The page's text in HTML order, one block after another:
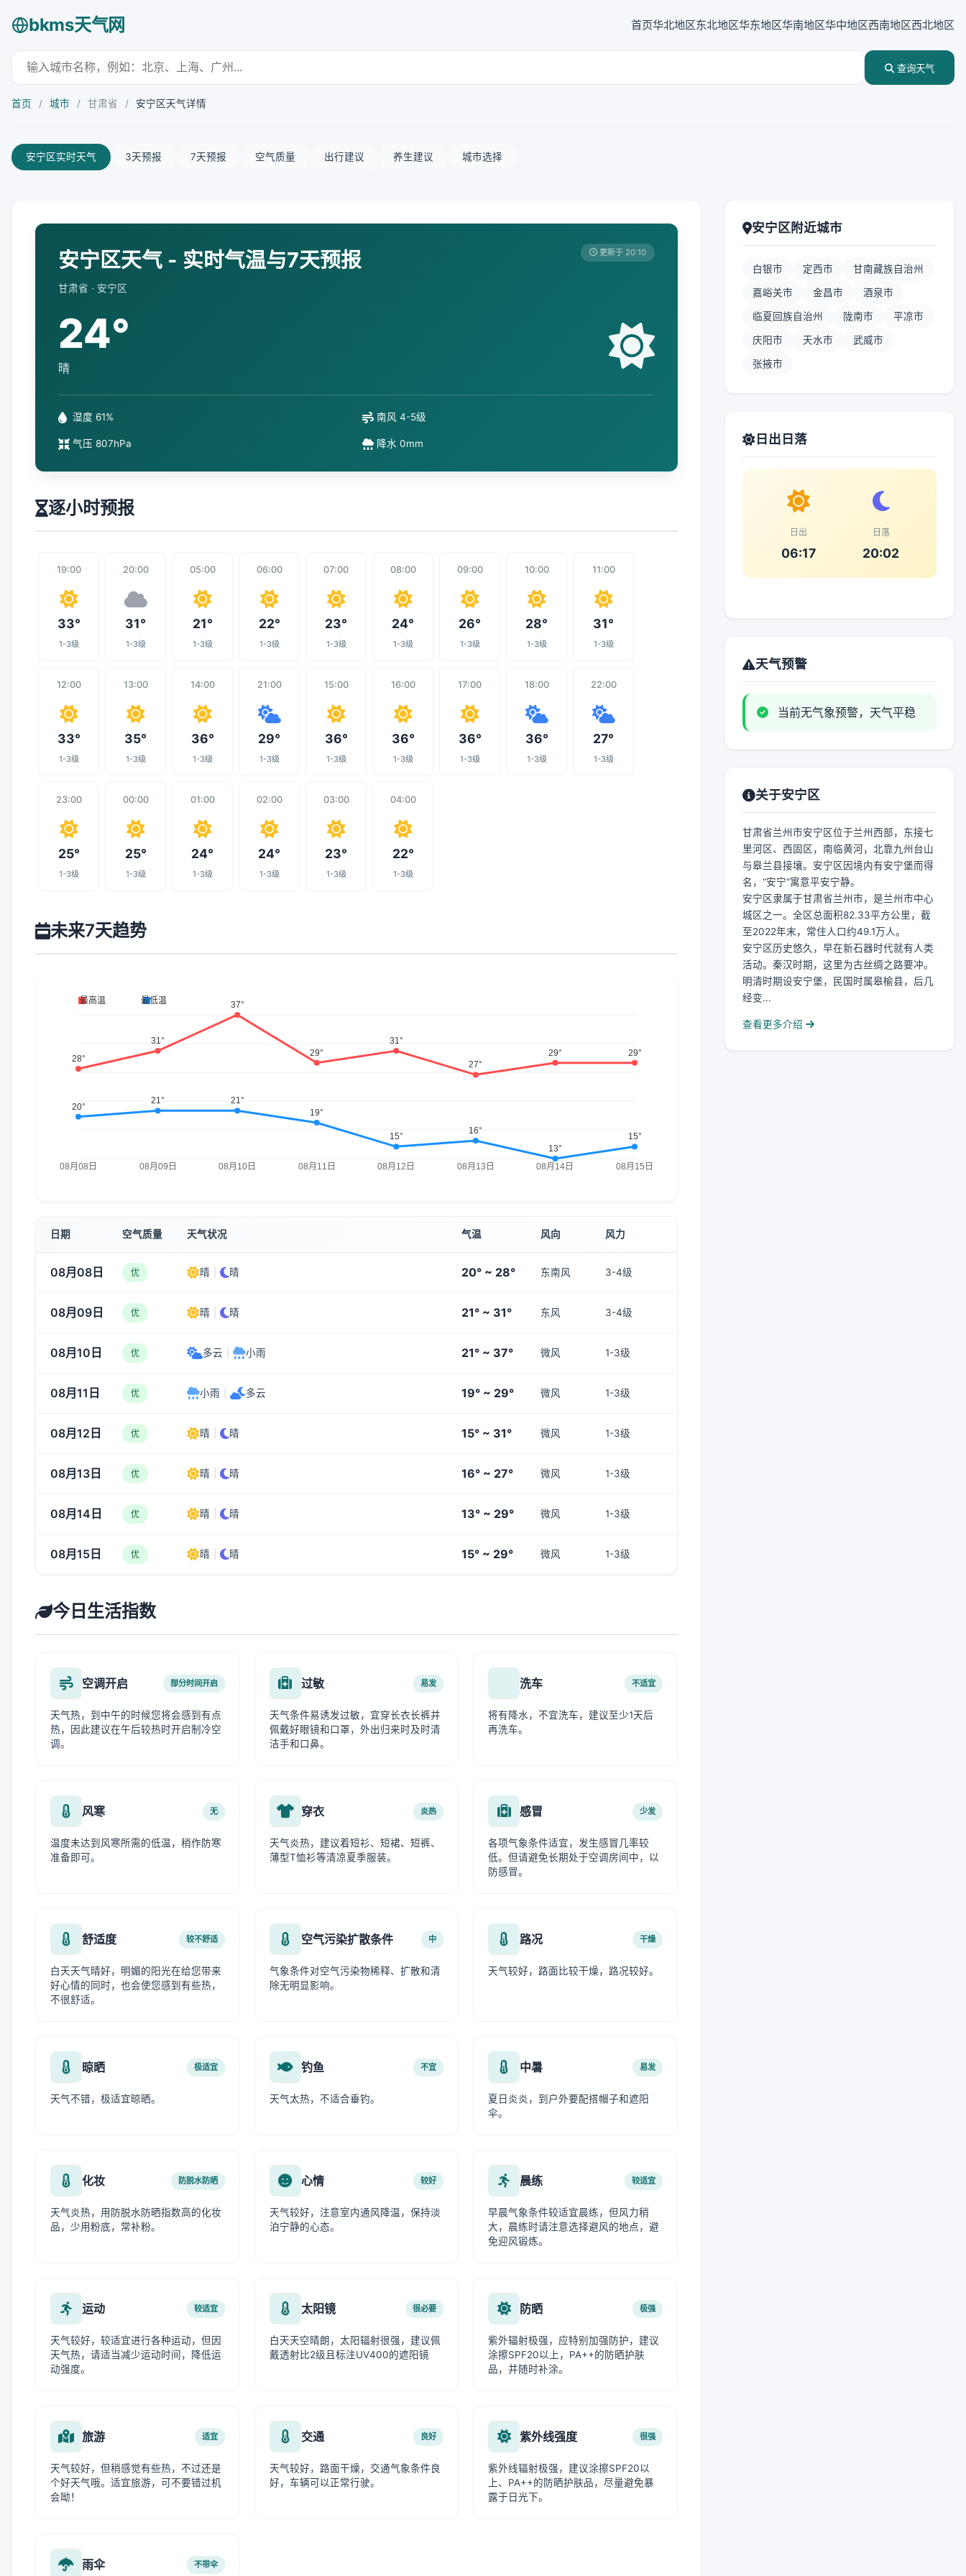
bkms天气网 首页华北地区东北地区华东地区华南地区华中地区西南地区西北地区
查询天气
首页 / 城市 / 甘肃省 / 安宁区天气详情
安宁区实时天气 3天预报 7天预报 空气质量 出行建议 养生建议 城市选择
安宁区天气 - 实时气温与7天预报
甘肃省 · 安宁区
更新于 20:10
24°
晴
湿度 61% 南风 4-5级
气压 807hPa 降水 0mm
逐小时预报
19:00
33°
1-3级
20:00
31°
1-3级
05:00
21°
1-3级
06:00
22°
1-3级
07:00
23°
1-3级
08:00
24°
1-3级
09:00
26°
1-3级
10:00
28°
1-3级
11:00
31°
1-3级
12:00
33°
1-3级
13:00
35°
1-3级
14:00
36°
1-3级
21:00
29°
1-3级
15:00
36°
1-3级
16:00
36°
1-3级
17:00
36°
1-3级
18:00
36°
1-3级
22:00
27°
1-3级
23:00
25°
1-3级
00:00
25°
1-3级
01:00
24°
1-3级
02:00
24°
1-3级
03:00
23°
1-3级
04:00
22°
1-3级
未来7天趋势
日期 空气质量 天气状况 气温 风向 风力
08月08日 优 晴 晴 20° ~ 28° 东南风 3-4级
08月09日 优 晴 晴 21° ~ 31° 东风 3-4级
08月10日 优 多云 小雨 21° ~ 37° 微风 1-3级
08月11日 优 小雨 多云 19° ~ 29° 微风 1-3级
08月12日 优 晴 晴 15° ~ 31° 微风 1-3级
08月13日 优 晴 晴 16° ~ 27° 微风 1-3级
08月14日 优 晴 晴 13° ~ 29° 微风 1-3级
08月15日 优 晴 晴 15° ~ 29° 微风 1-3级
今日生活指数
空调开启 部分时间开启
天气热，到中午的时候您将会感到有点
热，因此建议在午后较热时开启制冷空
调。
过敏 易发
天气条件易诱发过敏，宜穿长衣长裤并
佩戴好眼镜和口罩，外出归来时及时清
洁手和口鼻。
洗车 不适宜
将有降水，不宜洗车，建议至少1天后
再洗车。
风寒 无
温度未达到风寒所需的低温，稍作防寒
准备即可。
穿衣 炎热
天气炎热，建议着短衫、短裙、短裤、
薄型T恤衫等清凉夏季服装。
感冒 少发
各项气象条件适宜，发生感冒几率较
低。但请避免长期处于空调房间中，以
防感冒。
舒适度 较不舒适
白天天气晴好，明媚的阳光在给您带来
好心情的同时，也会使您感到有些热，
不很舒适。
空气污染扩散条件 中
气象条件对空气污染物稀释、扩散和清
除无明显影响。
路况 干燥
天气较好，路面比较干燥，路况较好。
晾晒 极适宜
天气不错，极适宜晾晒。
钓鱼 不宜
天气太热，不适合垂钓。
中暑 易发
夏日炎炎，到户外要配搭帽子和遮阳
伞。
化妆 防脱水防晒
天气炎热，用防脱水防晒指数高的化妆
品，少用粉底，常补粉。
心情 较好
天气较好，注意室内通风降温，保持淡
泊宁静的心态。
晨练 较适宜
早晨气象条件较适宜晨练，但风力稍
大，晨练时请注意选择避风的地点，避
免迎风锻炼。
运动 较适宜
天气较好，较适宜进行各种运动，但因
天气热，请适当减少运动时间，降低运
动强度。
太阳镜 很必要
白天天空晴朗，太阳辐射很强，建议佩
戴透射比2级且标注UV400的遮阳镜
防晒 极强
紫外辐射极强，应特别加强防护，建议
涂擦SPF20以上，PA++的防晒护肤
品，并随时补涂。
旅游 适宜
天气较好，但稍感觉有些热，不过还是
个好天气哦。适宜旅游，可不要错过机
会呦！
交通 良好
天气较好，路面干燥，交通气象条件良
好，车辆可以正常行驶。
紫外线强度 很强
紫外线辐射极强，建议涂擦SPF20以
上、PA++的防晒护肤品，尽量避免暴
露于日光下。
雨伞 不带伞
安宁区附近城市
白银市 定西市 甘南藏族自治州
嘉峪关市 金昌市 酒泉市
临夏回族自治州 陇南市 平凉市
庆阳市 天水市 武威市
张掖市
日出日落
日出
06:17
日落
20:02
天气预警
当前无气象预警，天气平稳
关于安宁区
甘肃省兰州市安宁区位于兰州西部，东接七
里河区、西固区，南临黄河，北靠九州台山
与皋兰县接壤。安宁区因境内有安宁堡而得
名，“安宁”寓意平安宁静。
安宁区隶属于甘肃省兰州市，是兰州市中心
城区之一。全区总面积82.33平方公里，截
至2022年末，常住人口约49.1万人。
安宁区历史悠久，早在新石器时代就有人类
活动。秦汉时期，这里为古丝绸之路要冲。
明清时期设安宁堡，民国时属皋榆县，后几
经变...
查看更多介绍